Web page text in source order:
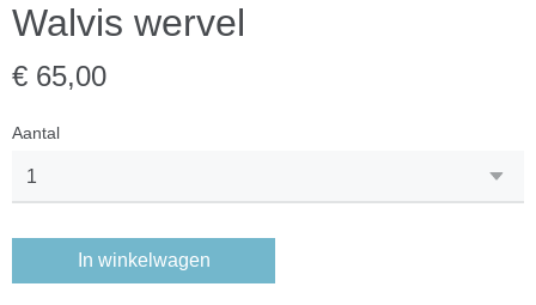
Walvis wervel
€ 65,00
Aantal
In winkelwagen